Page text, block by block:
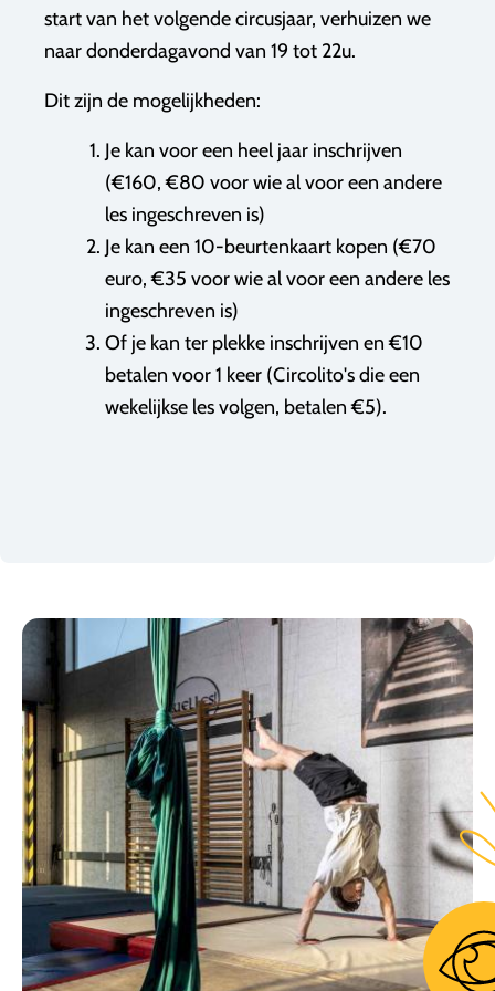
start van het volgende circusjaar, verhuizen we
naar donderdagavond van 19 tot 22u.
Dit zijn de mogelijkheden:
Je kan voor een heel jaar inschrijven
(€160, €80 voor wie al voor een andere
les ingeschreven is)
Je kan een 10-beurtenkaart kopen (€70
euro, €35 voor wie al voor een andere les
ingeschreven is)
Of je kan ter plekke inschrijven en €10
betalen voor 1 keer (Circolito's die een
wekelijkse les volgen, betalen €5).